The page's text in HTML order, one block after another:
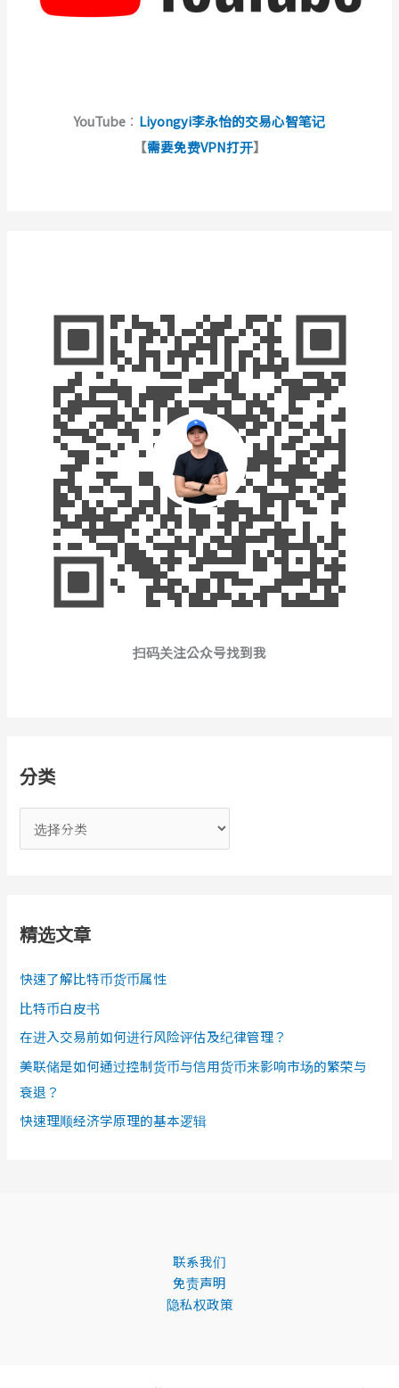
YouTube ： Liyongyi李永怡的交易心智笔记
【需要免费VPN打开】
扫码关注公众号找到我
分类
类
精选文章
快速了解比特币货币属性
比特币白皮书
在进入交易前如何进行风险评估及纪律管理？
美联储是如何通过控制货币与信用货币来影响市场的繁荣与
衰退？
快速理顺经济学原理的基本逻辑
联系我们
免责声明
隐私权政策